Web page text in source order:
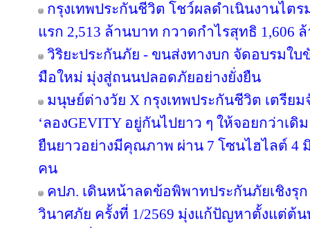
กรุงเทพประกันชีวิต โชว์ผลดำเนินงานไตร
แรก 2,513 ล้านบาท กวาดกำไรสุทธิ 1,606
วิริยะประกันภัย - ขนส่งทางบก จัดอบรมใบ
มือใหม่ มุ่งสู่ถนนปลอดภัยอย่างยั่งยืน
มนุษย์ต่างวัย X กรุงเทพประกันชีวิต เตรียม
‘ลองGEVITY อยู่กันไปยาว ๆ ให้จอยกว่าเ
ยืนยาวอย่างมีคุณภาพ ผ่าน 7 โซนไฮไลต์ 4
คน
คปภ. เดินหน้าลดข้อพิพาทประกันภัยเชิงรุ
วินาศภัย ครั้งที่ 1/2569 มุ่งแก้ปัญหาตั้งแต่ต้